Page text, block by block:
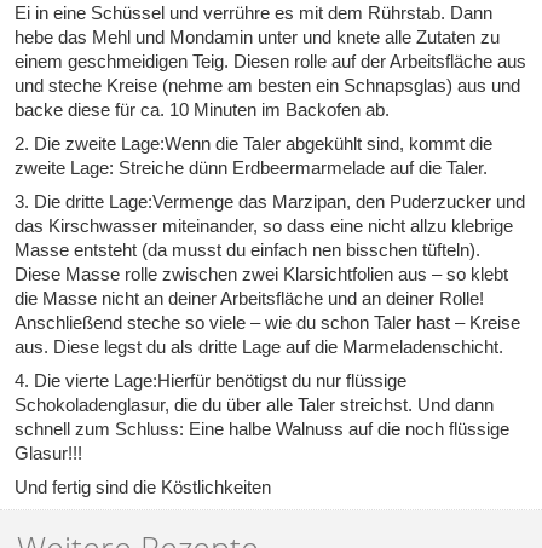
Ei in eine Schüssel und verrühre es mit dem Rührstab. Dann
hebe das Mehl und Mondamin unter und knete alle Zutaten zu
einem geschmeidigen Teig. Diesen rolle auf der Arbeitsfläche aus
und steche Kreise (nehme am besten ein Schnapsglas) aus und
backe diese für ca. 10 Minuten im Backofen ab.
2. Die zweite Lage:Wenn die Taler abgekühlt sind, kommt die
zweite Lage: Streiche dünn Erdbeermarmelade auf die Taler.
3. Die dritte Lage:Vermenge das Marzipan, den Puderzucker und
das Kirschwasser miteinander, so dass eine nicht allzu klebrige
Masse entsteht (da musst du einfach nen bisschen tüfteln).
Diese Masse rolle zwischen zwei Klarsichtfolien aus – so klebt
die Masse nicht an deiner Arbeitsfläche und an deiner Rolle!
Anschließend steche so viele – wie du schon Taler hast – Kreise
aus. Diese legst du als dritte Lage auf die Marmeladenschicht.
4. Die vierte Lage:Hierfür benötigst du nur flüssige
Schokoladenglasur, die du über alle Taler streichst. Und dann
schnell zum Schluss: Eine halbe Walnuss auf die noch flüssige
Glasur!!!
Und fertig sind die Köstlichkeiten